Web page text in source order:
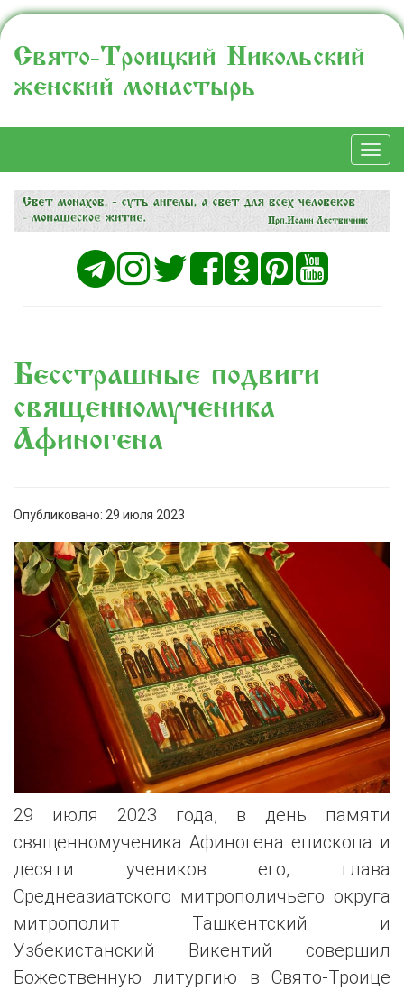
Свято-Троицкий Никольский
женский монастырь
Бесстрашные подвиги
священномученика
Афиногена
Опубликовано: 29 июля 2023
29 июля 2023 года, в день памяти
священномученика Афиногена епископа и
десяти учеников его, глава
Среднеазиатского митрополичьего округа
митрополит Ташкентский и
Узбекистанский Викентий совершил
Божественную литургию в Свято-Троице